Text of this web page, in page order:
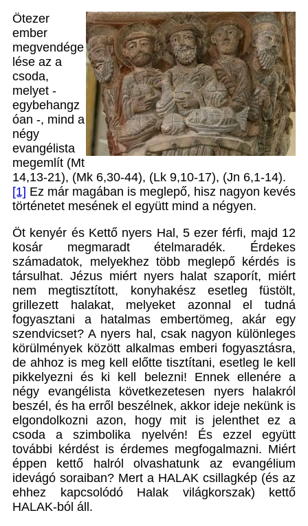
Ötezer
ember
megvendége
lése az a
csoda,
melyet -
egybehangz
óan -, mind a
négy
evangélista
megemlít (Mt
14,13-21), (Mk 6,30-44), (Lk 9,10-17), (Jn 6,1-14).
[1] Ez már magában is meglepő, hisz nagyon kevés
történetet mesének el együtt mind a négyen.
Öt kenyér és Kettő nyers Hal, 5 ezer férfi, majd 12
kosár megmaradt ételmaradék. Érdekes
számadatok, melyekhez több meglepő kérdés is
társulhat. Jézus miért nyers halat szaporít, miért
nem megtisztított, konyhakész esetleg füstölt,
grillezett halakat, melyeket azonnal el tudná
fogyasztani a hatalmas embertömeg, akár egy
szendvicset? A nyers hal, csak nagyon különleges
körülmények között alkalmas emberi fogyasztásra,
de ahhoz is meg kell előtte tisztítani, esetleg le kell
pikkelyezni és ki kell belezni! Ennek ellenére a
négy evangélista következetesen nyers halakról
beszél, és ha erről beszélnek, akkor ideje nekünk is
elgondolkozni azon, hogy mit is jelenthet ez a
csoda a szimbolika nyelvén! És ezzel együtt
további kérdést is érdemes megfogalmazni. Miért
éppen kettő halról olvashatunk az evangélium
idevágó soraiban? Mert a HALAK csillagkép (és az
ehhez kapcsolódó Halak világkorszak) kettő
HALAK-ból áll.